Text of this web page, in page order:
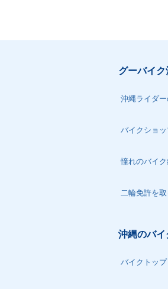
グーバイ
沖縄ライダ
バイクショ
憧れのバイ
二輪免許を
沖縄のバイ
バイクトップ